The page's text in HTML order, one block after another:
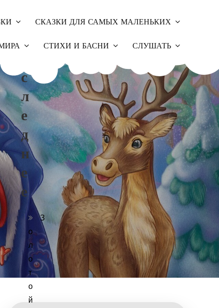
СКАЗКИ ДЛЯ САМЫХ МАЛЕНЬКИХ
СТИХИ И БАСНИ СЛУШАТЬ
С
Л
Е
Д
Н
Е
Е
З
о
л
о
т
о
й